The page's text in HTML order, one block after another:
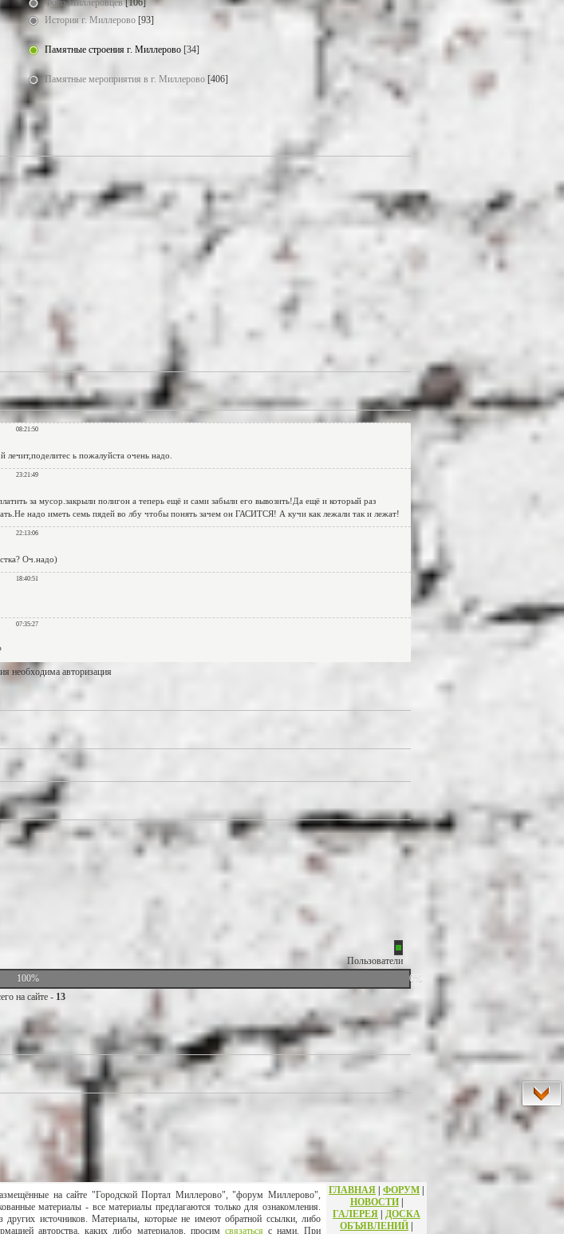
История г. Миллерово [93]
Памятные строения г. Миллерово [34]
Памятные мероприятия в г. Миллерово [406]
необходима авторизация
Пользователи
100%
0%
на сайте - 13
на сайте "Городской Портал Миллерово", "форум Миллерово",
материалы - все материалы предлагаются только для ознакомления.
других источников. Материалы, которые не имеют обратной ссылки, либо
авторства, каких либо материалов, просим связатьсяс нами. При
ГЛАВНАЯ | ФОРУМ |
НОВОСТИ|
ГАЛЕРЕЯ | ДОСКА
ОБЪЯВЛЕНИЙ |